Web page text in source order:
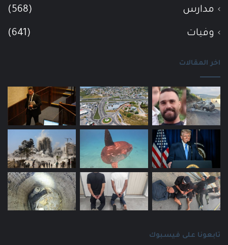
مدارس (568)
وفيات (641)
اخر المقالات
تابعونا على فيسبوك